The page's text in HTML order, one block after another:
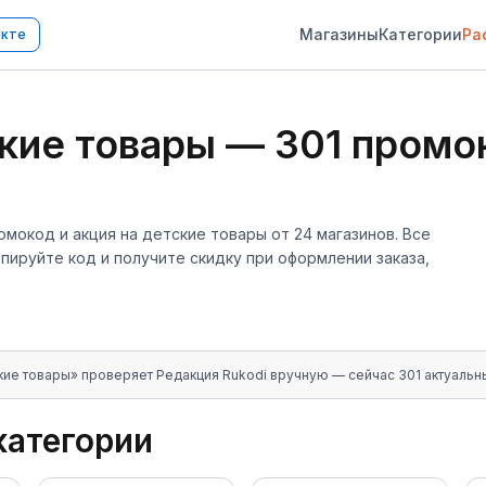
МагазиныКатегории
товары — 301
и акция на детские товары от 24 магазинов. Все
код и получите скидку при оформлении заказа,
товары» проверяет Редакция Rukodi вручную — сейчас 301